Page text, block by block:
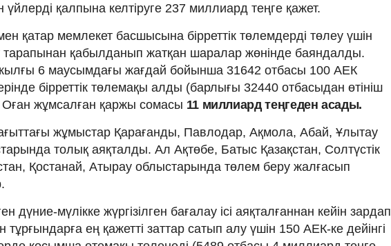
үйлерді қалпына келтіруге 237 миллиард теңге қажет.
қатар мемлекет басшысына бірреттік төлемдерді төлеу үшін
тарапынан қабылданып жатқан шаралар жөнінде баяндалды.
6 маусымдағы жағдай бойынша 31642 отбасы 100 АЕК
бірреттік төлемақы алды (барлығы 32440 отбасыдан өтініш
Оған жұмсалған қаржы сомасы 11 миллиард теңгеден асады.
жұмыстар Қарағанды, Павлодар, Ақмола, Абай, Ұлытау
толық аяқталды. Ал Ақтөбе, Батыс Қазақстан, Солтүстік
Қостанай, Атырау облыстарында төлем беру жалғасып
дүние-мүлікке жүргізілген бағалау ісі аяқталғаннан кейін зардап
тұрғындарға ең қажетті заттар сатып алу үшін 150 АЕК-ке дейінгі